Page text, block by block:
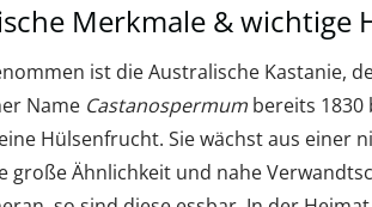
Merkmale & wichtige
ist die Australische Kastanie,
Name Castanospermum bereits 1830
Hülsenfrucht. Sie wächst aus einer
große Ähnlichkeit und nahe